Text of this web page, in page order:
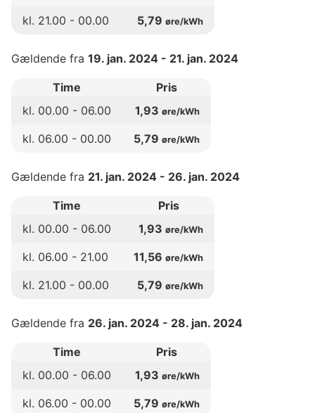
kl. 21.00 - 00.00 5,79 øre/kWh
Gældende fra 19. jan. 2024 - 21. jan. 2024
Time
Pris
kl. 00.00 - 06.00 1,93 øre/kWh
kl. 06.00 - 00.00 5,79 øre/kWh
Gældende fra 21. jan. 2024 - 26. jan. 2024
Time
Pris
kl. 00.00 - 06.00 1,93 øre/kWh
kl. 06.00 - 21.00 11,56 øre/kWh
kl. 21.00 - 00.00 5,79 øre/kWh
Gældende fra 26. jan. 2024 - 28. jan. 2024
Time
Pris
kl. 00.00 - 06.00 1,93 øre/kWh
kl. 06.00 - 00.00 5,79 øre/kWh